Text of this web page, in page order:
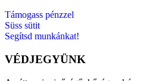
Támogass pénzzel
Süss sütit
Segítsd munkánkat!
VÉDJEGYÜNK